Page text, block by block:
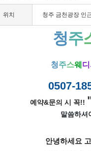
위치 청주 금천광장 인
청주
청주스웨 디
0507-
예약&문의 시 꼭!!
말씀하
안녕하세요